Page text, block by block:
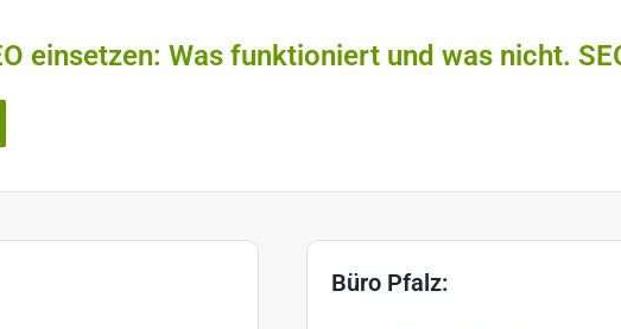
einsetzen: Was funktioniert und was nicht.
Büro Pfalz: